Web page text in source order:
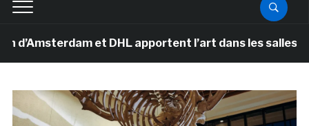
et DHL apportent l’art dans les salles de